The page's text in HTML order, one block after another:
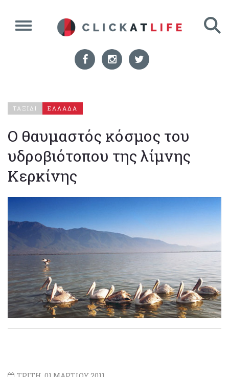
ΤΑΞΙΔΙ ΕΛΛΑΔΑ
Ο θαυμαστός κόσμος του
υδροβιότοπου της λίμνης
Κερκίνης